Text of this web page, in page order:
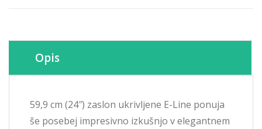
Opis
59,9 cm (24″) zaslon ukrivljene E-Line ponuja
še posebej impresivno izkušnjo v elegantnem